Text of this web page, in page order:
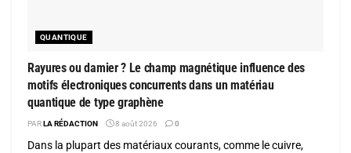
QUANTIQUE
Rayures ou damier ? Le champ magnétique influence des
motifs électroniques concurrents dans un matériau
quantique de type graphène
PARLA RÉDACTION 8 août 2026 0
Dans la plupart des matériaux courants, comme le cuivre,